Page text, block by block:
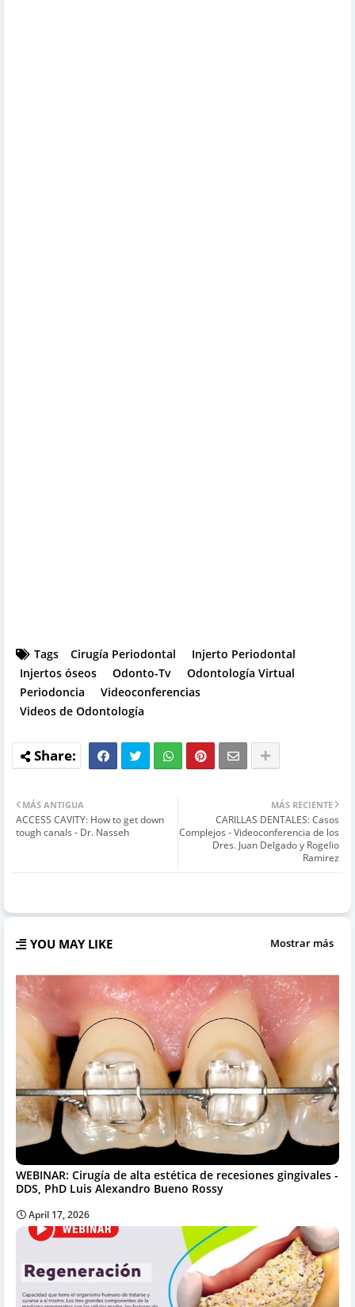
Tags Cirugía Periodontal
Injerto Periodontal
Injertos óseos
Odonto-Tv
Odontología Virtual
Periodoncia
Videoconferencias
Videos de Odontología
MÁS RECIENTE
CARILLAS DENTALES: Casos
Complejos - Videoconferencia de los
Dres. Juan Delgado y Rogelio
Ramirez
MÁS ANTIGUA
ACCESS CAVITY: How to get down
tough canals - Dr. Nasseh
YOU MAY LIKE Mostrar más
WEBINAR: Cirugía de alta estética de recesiones gingivales -
DDS, PhD Luis Alexandro Bueno Rossy
April 17, 2026